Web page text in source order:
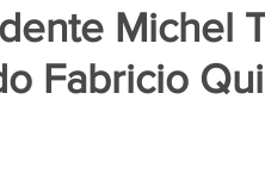
Michel
Fabricio
NaN de 5 estrelas.